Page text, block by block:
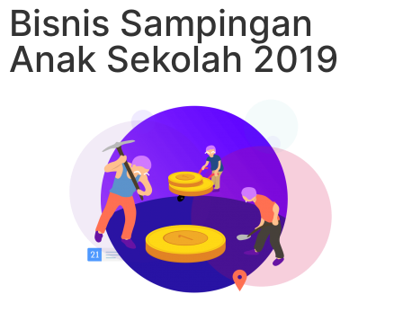
Bisnis Sampingan
Anak Sekolah 2019